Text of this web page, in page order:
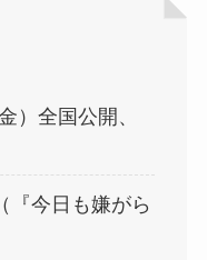
）全国公開、
『今日も嫌がら